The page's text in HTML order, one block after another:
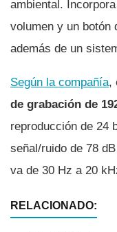
ambiental.
volumen y un botón
además de un
Según la compañía,
de grabación de
reproducción de 24
señal/ruido de 78
va de 30 Hz a 20
RELACIONADO: